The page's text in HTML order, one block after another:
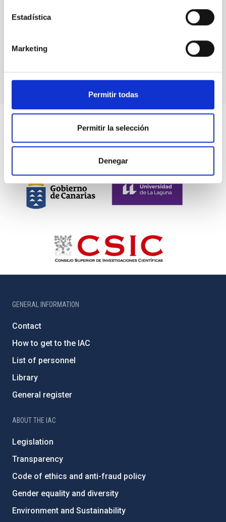
Estadística
Marketing
Permitir todas
Permitir la selección
Denegar
Symbiotic
GENERAL INFORMATION
Contact
How to get to the IAC
List of personnel
Library
General register
ABOUT THE IAC
Legislation
Transparency
Code of ethics and anti-fraud policy
Gender equality and diversity
Environment and Sustainability